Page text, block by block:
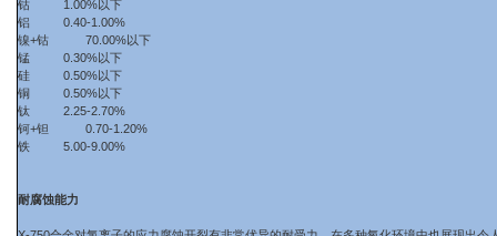
钴 1.00%以下
铝 0.40-1.00%
镍+钴 70.00%以下
锰 0.30%以下
硅 0.50%以下
铜 0.50%以下
钛 2.25-2.70%
钶+钽 0.70-1.20%
铁 5.00-9.00%
耐腐蚀能力